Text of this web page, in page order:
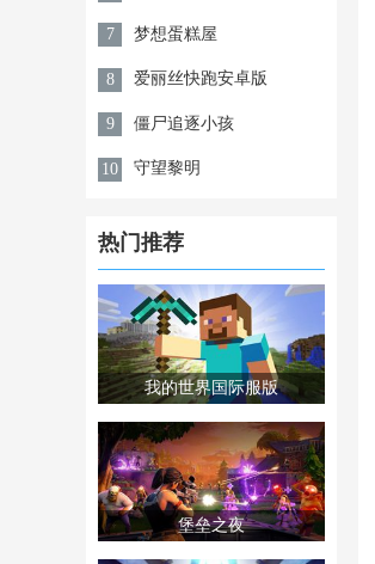
7 梦想蛋糕屋
8 爱丽丝快跑安卓版
9 僵尸追逐小孩
10 守望黎明
热门推荐
我的世界国际服版
堡垒之夜